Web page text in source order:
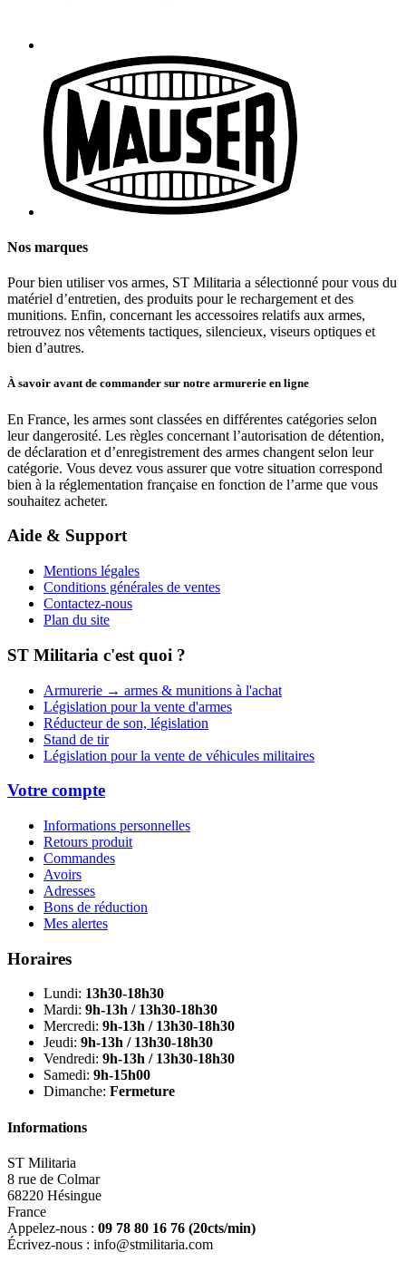
Nos marques
Pour bien utiliser vos armes, ST Militaria a sélectionné pour vous du
matériel d’entretien, des produits pour le rechargement et des
munitions. Enfin, concernant les accessoires relatifs aux armes,
retrouvez nos vêtements tactiques, silencieux, viseurs optiques et
bien d’autres.
À savoir avant de commander sur notre armurerie en ligne
En France, les armes sont classées en différentes catégories selon
leur dangerosité. Les règles concernant l’autorisation de détention,
de déclaration et d’enregistrement des armes changent selon leur
catégorie. Vous devez vous assurer que votre situation correspond
bien à la réglementation française en fonction de l’arme que vous
souhaitez acheter.
Aide & Support
Mentions légales
Conditions générales de ventes
Contactez-nous
Plan du site
ST Militaria c'est quoi ?
Armurerie → armes & munitions à l'achat
Législation pour la vente d'armes
Réducteur de son, législation
Stand de tir
Législation pour la vente de véhicules militaires
Votre compte
Informations personnelles
Retours produit
Commandes
Avoirs
Adresses
Bons de réduction
Mes alertes
Horaires
Lundi: 13h30-18h30
Mardi: 9h-13h / 13h30-18h30
Mercredi: 9h-13h / 13h30-18h30
Jeudi: 9h-13h / 13h30-18h30
Vendredi: 9h-13h / 13h30-18h30
Samedi: 9h-15h00
Dimanche: Fermeture
Informations
ST Militaria
8 rue de Colmar
68220 Hésingue
France
Appelez-nous : 09 78 80 16 76 (20cts/min)
Écrivez-nous : info@stmilitaria.com